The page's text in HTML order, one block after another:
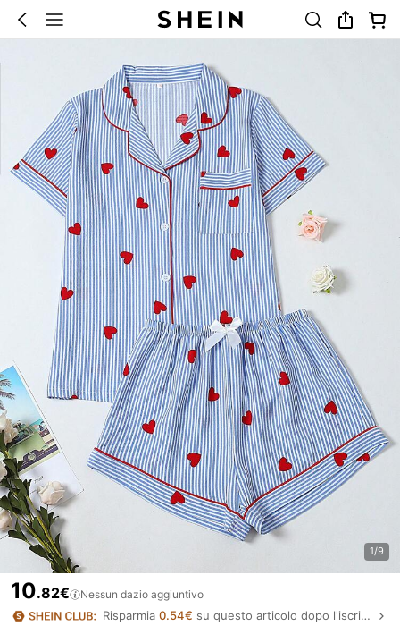
1/9
10.82€ Nessun dazio aggiuntivo
Risparmia 0.54€ su questo articolo dopo l'iscrizione.